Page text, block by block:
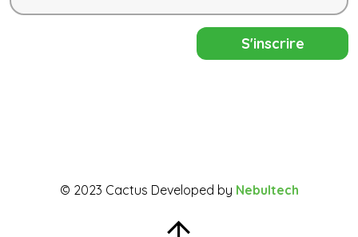
© 2023 Cactus Developed by Nebultech